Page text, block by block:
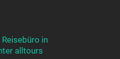
in
alltours